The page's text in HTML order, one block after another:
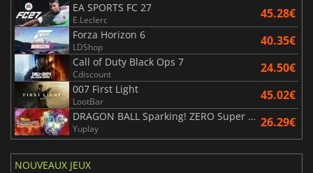
EA SPORTS FC 27
E.Leclerc 45.28€
Forza Horizon 6
LDShop 40.35€
Call of Duty Black Ops 7
Cdiscount 24.50€
007 First Light
LootBar 45.02€
DRAGON BALL Sparking! ZERO Super Limit Breaking NEO
Yuplay 26.29€
NOUVEAUX JEUX